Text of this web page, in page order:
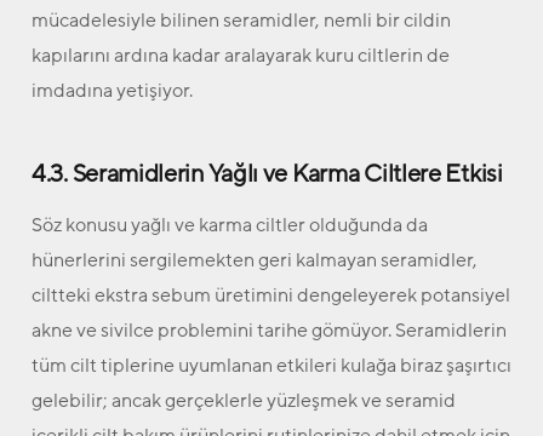
mücadelesiyle bilinen seramidler, nemli bir cildin
kapılarını ardına kadar aralayarak kuru ciltlerin de
imdadına yetişiyor.
4.3. Seramidlerin Yağlı ve Karma Ciltlere Etkisi
Söz konusu yağlı ve karma ciltler olduğunda da
hünerlerini sergilemekten geri kalmayan seramidler,
ciltteki ekstra sebum üretimini dengeleyerek potansiyel
akne ve sivilce problemini tarihe gömüyor. Seramidlerin
tüm cilt tiplerine uyumlanan etkileri kulağa biraz şaşırtıcı
gelebilir; ancak gerçeklerle yüzleşmek ve seramid